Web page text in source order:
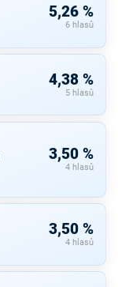
5,26 %
6 hlasů
4,38 %
5 hlasů
3,50 %
4 hlasů
3,50 %
4 hlasů